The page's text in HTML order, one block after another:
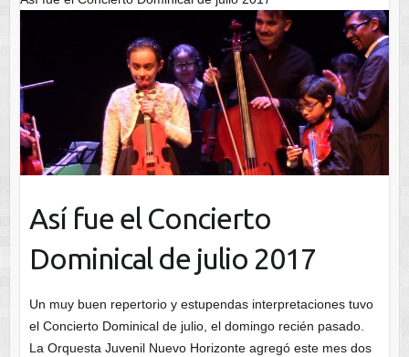
Así fue el Concierto
Dominical de julio 2017
Un muy buen repertorio y estupendas interpretaciones tuvo
el Concierto Dominical de julio, el domingo recién pasado.
La Orquesta Juvenil Nuevo Horizonte agregó este mes dos